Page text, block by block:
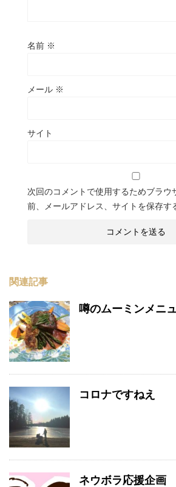
名前 ※
メール ※
サイト
次回のコメントで使用するためブラウ
前、メールアドレス、サイトを保存す
関連記事
噂のムーミンメニ
コロナですねえ
ネウボラ応援企画